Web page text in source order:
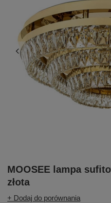
MOOSEE lampa
złota
+ Dodaj do porównania